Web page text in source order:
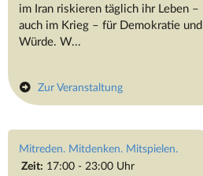
im Iran riskieren täglich ihr Leben –
auch im Krieg – für Demokratie und
Würde. W...
Zur Veranstaltung
Mitreden. Mitdenken. Mitspielen.
Zeit: 17:00 - 23:00 Uhr